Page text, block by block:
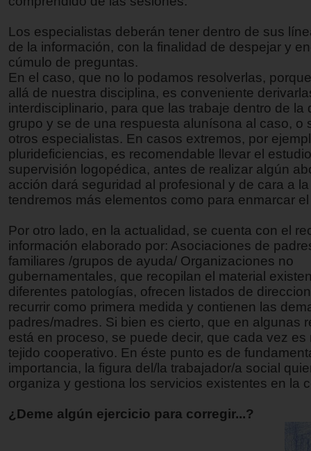
Los especialistas deberán tener dentro de sus
de la información, con la finalidad de despejar y
cúmulo de preguntas.
En el caso, que no lo podamos resolverlas,
allá de nuestra disciplina, es conveniente
interdisciplinario, para que las trabaje dentro de la
grupo y se de una respuesta alunísona al caso, o
otros especialistas. En casos extremos, por
plurideficiencias, es recomendable llevar el
supervisión logopédica, antes de realizar algún
acción dará seguridad al profesional y de cara a
tendremos más elementos como para enmarcar
Por otro lado, en la actualidad, se cuenta con el
información elaborado por: Asociaciones de
familiares /grupos de ayuda/ Organizaciones no
gubernamentales, que recopilan el material
diferentes patologías, ofrecen listados de
recurrir como primera medida y contienen las
padres/madres. Si bien es cierto, que en algunas
está en proceso, se puede decir, que cada vez es
tejido cooperativo. En éste punto es de
importancia, la figura del/la trabajador/a social
organiza y gestiona los servicios existentes en la
¿Deme algún ejercicio para corregir...?